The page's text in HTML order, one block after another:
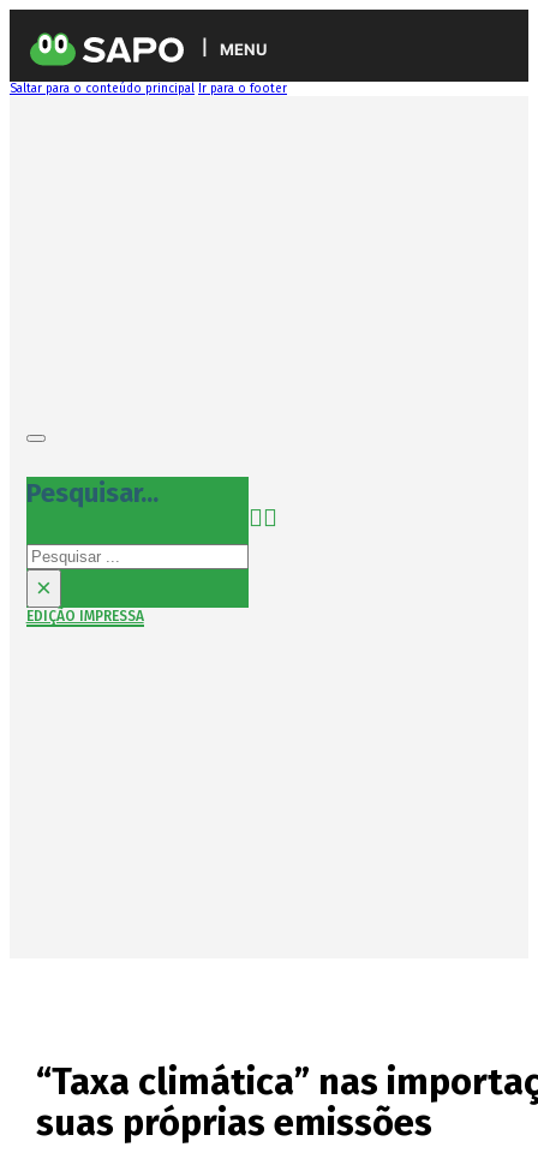
MENU
Saltar para o conteúdo principal Ir para o footer
Pesquisar...
Pesquisar
×
EDIÇÃO IMPRESSA
“Taxa climática” nas
suas próprias emissões